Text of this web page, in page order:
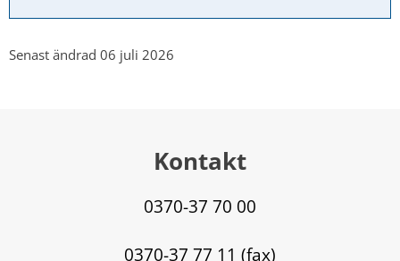
Senast ändrad 06 juli 2026
Kontakt
0370-37 70 00
0370-37 77 11 (fax)